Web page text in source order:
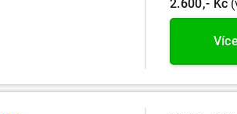
2.600,- Kč